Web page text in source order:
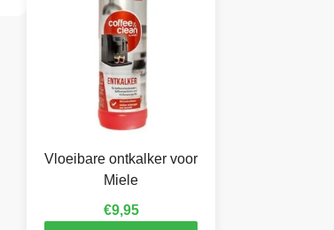
Vloeibare ontkalker voor
Miele
€9,95